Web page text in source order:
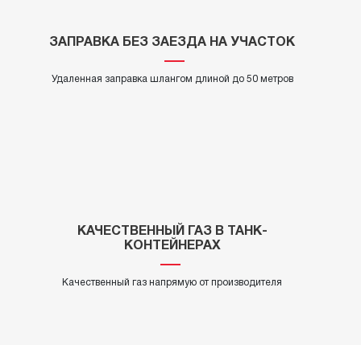
ЗАПРАВКА БЕЗ ЗАЕЗДА НА УЧАСТОК
Удаленная заправка шлангом длиной до 50 метров
КАЧЕСТВЕННЫЙ ГАЗ В ТАНК-
КОНТЕЙНЕРАХ
Качественный газ напрямую от производителя